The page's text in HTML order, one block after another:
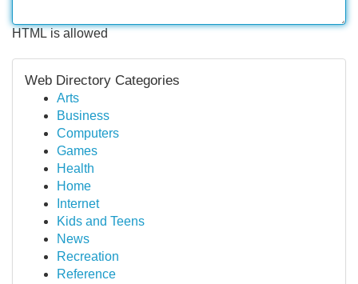
HTML is allowed
Web Directory Categories
Arts
Business
Computers
Games
Health
Home
Internet
Kids and Teens
News
Recreation
Reference